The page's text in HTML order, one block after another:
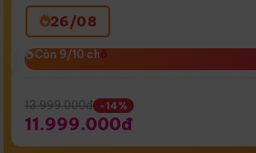
26/08
Còn 9/10 chỗ
Còn 9/10 chỗ
13.999.000đ -14%
11.999.000đ